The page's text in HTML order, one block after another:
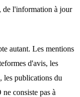
de l'information à jour
autant. Les mentions
d'avis, les
les publications du
consiste pas à